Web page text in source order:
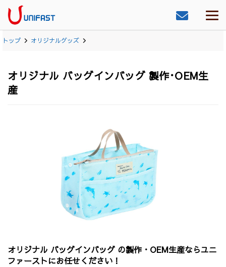
トップ オリジナルグッズ
オリジナル バッグインバッグ 製作･OEM生
産
オリジナル バッグインバッグ の製作・OEM生産ならユニ
ファーストにお任せください！